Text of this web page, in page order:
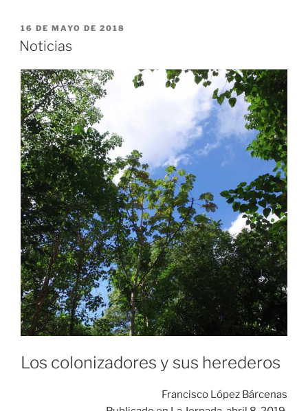
Los colonizadores y sus herederos
Francisco López Bárcenas
Publicado en La Jornada, abril 8, 2019.
Más allá de si estuvo bien o mal que el Presidente de la
República Mexicana solicitara al rey de España y al papa
Francisco pedir perdón por las atrocidades que sus
antecesores cometieron o permitieron que se
cometieran hace 500 años contra los pueblos
indígenas por los invasores europeos a las tierras del
Anáhuac, y también más allá de si las brindarán, lo que
importa es el efecto que ese perdón podría tener para
el futuro de los afectados, lo cual implicaría que el
perdón viniera acompañado de medidas eficaces para
combatir las secuelas de las atrocidades por las que se